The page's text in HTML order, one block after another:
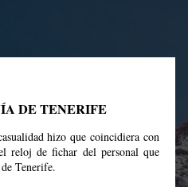
DE TENERIFE
hizo que coincidiera con
reloj de fichar del personal que
Tenerife.